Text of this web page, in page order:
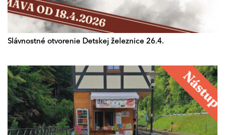
Slávnostné otvorenie Detskej železnice 26.4.